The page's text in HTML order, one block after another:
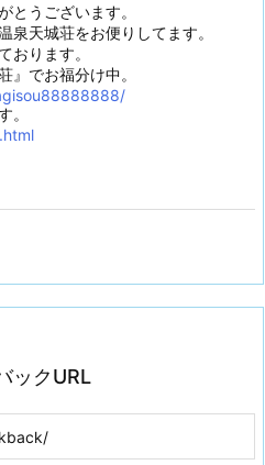
とうございます。
泉天城荘をお便りしてます。
おります。
』でお福分け中。
。
ックURL